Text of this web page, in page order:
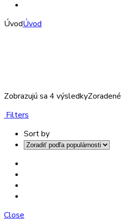
ÚvodÚvod
Zobrazujú sa 4 výsledky
Filters
Sort by
Close